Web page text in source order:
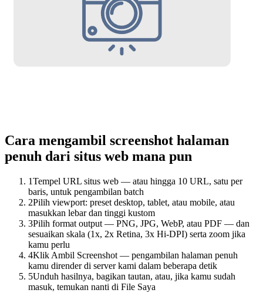
Cara mengambil screenshot halaman
penuh dari situs web mana pun
1Tempel URL situs web — atau hingga 10 URL, satu per
baris, untuk pengambilan batch
2Pilih viewport: preset desktop, tablet, atau mobile, atau
masukkan lebar dan tinggi kustom
3Pilih format output — PNG, JPG, WebP, atau PDF — dan
sesuaikan skala (1x, 2x Retina, 3x Hi-DPI) serta zoom jika
kamu perlu
4Klik Ambil Screenshot — pengambilan halaman penuh
kamu dirender di server kami dalam beberapa detik
5Unduh hasilnya, bagikan tautan, atau, jika kamu sudah
masuk, temukan nanti di File Saya